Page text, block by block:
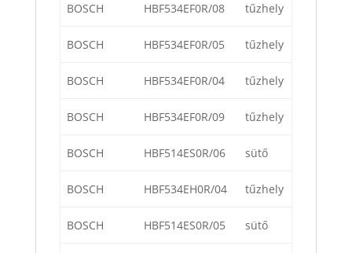
BOSCH HBF534EF0R/08 tűzhely
BOSCH HBF534EF0R/05 tűzhely
BOSCH HBF534EF0R/04 tűzhely
BOSCH HBF534EF0R/09 tűzhely
BOSCH HBF514ES0R/06 sütő
BOSCH HBF534EH0R/04 tűzhely
BOSCH HBF514ES0R/05 sütő